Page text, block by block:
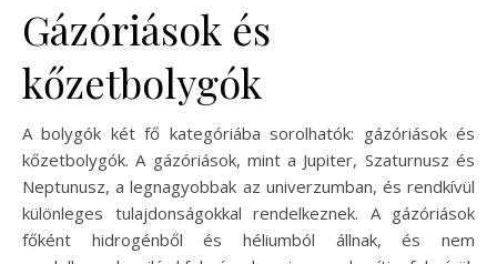
Gázóriások és
kőzetbolygók
A bolygók két fő kategóriába sorolhatók: gázóriások és
kőzetbolygók. A gázóriások, mint a Jupiter, Szaturnusz és
Neptunusz, a legnagyobbak az univerzumban, és rendkívül
különleges tulajdonságokkal rendelkeznek. A gázóriások
főként hidrogénből és héliumból állnak, és nem